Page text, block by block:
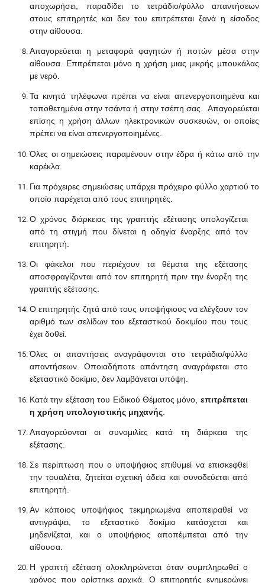
αποχωρήσει, παραδίδει το τετράδιο/φύλλο απαντήσεων
στους επιτηρητές και δεν του επιτρέπεται ξανά η είσοδος
στην αίθουσα.
Απαγορεύεται η μεταφορά φαγητών ή ποτών μέσα στην
αίθουσα. Επιτρέπεται μόνο η χρήση μιας μικρής μπουκάλας
με νερό.
Τα κινητά τηλέφωνα πρέπει να είναι απενεργοποιημένα και
τοποθετημένα στην τσάντα ή στην τσέπη σας. Απαγορεύεται
επίσης η χρήση άλλων ηλεκτρονικών συσκευών, οι οποίες
πρέπει να είναι απενεργοποιημένες.
Όλες οι σημειώσεις παραμένουν στην έδρα ή κάτω από την
καρέκλα.
Για πρόχειρες σημειώσεις υπάρχει πρόχειρο φύλλο χαρτιού το
οποίο παρέχεται από τους επιτηρητές.
Ο χρόνος διάρκειας της γραπτής εξέτασης υπολογίζεται
από τη στιγμή που δίνεται η οδηγία έναρξης από τον
επιτηρητή.
Οι φάκελοι που περιέχουν τα θέματα της εξέτασης
αποσφραγίζονται από τον επιτηρητή πριν την έναρξη της
γραπτής εξέτασης.
Ο επιτηρητής ζητά από τους υποψήφιους να ελέγξουν τον
αριθμό των σελίδων του εξεταστικού δοκιμίου που τους
έχει δοθεί.
Όλες οι απαντήσεις αναγράφονται στο τετράδιο/φύλλο
απαντήσεων. Οποιαδήποτε απάντηση αναγράφεται στο
εξεταστικό δοκίμιο, δεν λαμβάνεται υπόψη.
Κατά την εξέταση του Ειδικού Θέματος μόνο, επιτρέπεται
η χρήση υπολογιστικής μηχανής
Απαγορεύονται οι συνομιλίες κατά τη διάρκεια της
εξέτασης.
Σε περίπτωση που ο υποψήφιος επιθυμεί να επισκεφθεί
την τουαλέτα, ζητείται σχετική άδεια και συνοδεύεται από
επιτηρητή.
Αν κάποιος υποψήφιος τεκμηριωμένα αποπειραθεί να
αντιγράψει, το εξεταστικό δοκίμιο κατάσχεται και
μηδενίζεται, και ο υποψήφιος αποπέμπεται από την
αίθουσα.
Η γραπτή εξέταση ολοκληρώνεται όταν συμπληρωθεί ο
χρόνος που ορίστηκε αρχικά. Ο επιτηρητής ενημερώνει